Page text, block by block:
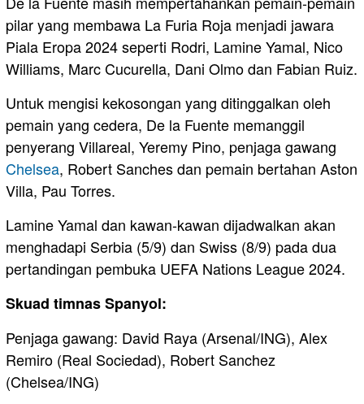
pilar yang membawa La Furia Roja menjadi jawara
Piala Eropa 2024 seperti Rodri, Lamine Yamal, Nico
Williams, Marc Cucurella, Dani Olmo dan Fabian Ruiz.
Untuk mengisi kekosongan yang ditinggalkan oleh
pemain yang cedera, De la Fuente memanggil
penyerang Villareal, Yeremy Pino, penjaga gawang
Chelsea, Robert Sanches dan pemain bertahan Aston
Villa, Pau Torres.
Lamine Yamal dan kawan-kawan dijadwalkan akan
menghadapi Serbia (5/9) dan Swiss (8/9) pada dua
pertandingan pembuka UEFA Nations League 2024.
Skuad timnas Spanyol:
Penjaga gawang: David Raya (Arsenal/ING), Alex
Remiro (Real Sociedad), Robert Sanchez
(Chelsea/ING)